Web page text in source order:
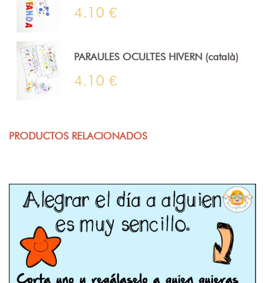
4.10 €
PARAULES OCULTES HIVERN (català)
4.10 €
PRODUCTOS RELACIONADOS